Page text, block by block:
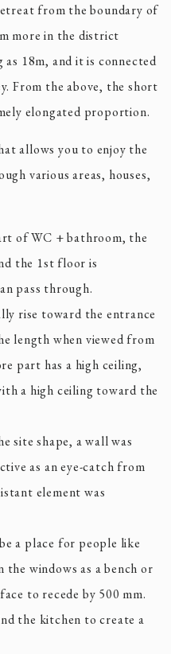
from the boundary of
more in the district
18m, and it is connected
From the above, the short
elongated proportion.
allows you to enjoy the
various areas, houses,
of WC + bathroom, the
the 1st floor is
pass through.
rise toward the entrance
length when viewed from
part has a high ceiling,
a high ceiling toward the
site shape, a wall was
as an eye-catch from
element was
a place for people like
windows as a bench or
to recede by 500 mm.
the kitchen to create a